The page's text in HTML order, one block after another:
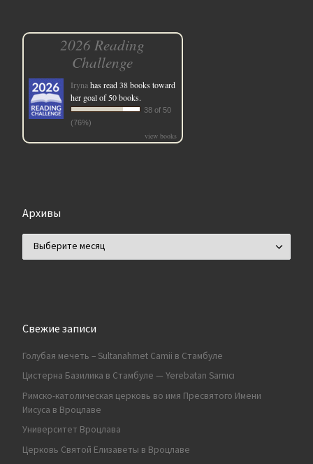
2026 Reading
Challenge
Irynahas read 38 books toward
her goal of 50 books.
38 of 50
(76%)
view books
Архивы
Свежие записи
Голубая мечеть – Sultanahmet Camii в Стамбуле
Цистерна Базилика в Стамбуле — Yerebatan Sarnıcı
Римско-католическая церковь во имя Пресвятого Имени
Иисуса в Вроцлаве
Университет Вроцлава
Церковь Святой Елизаветы в Вроцлаве